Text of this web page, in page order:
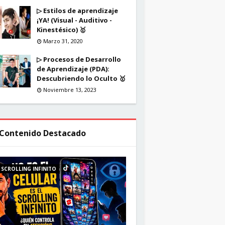
▷ Estilos de aprendizaje
¡YA! (Visual - Auditivo -
Kinestésico) 🥇
Marzo 31, 2020
▷ Procesos de Desarrollo
de Aprendizaje (PDA):
Descubriendo lo Oculto 🥇
Noviembre 13, 2023
Destacado
SCROLLING INFINITO